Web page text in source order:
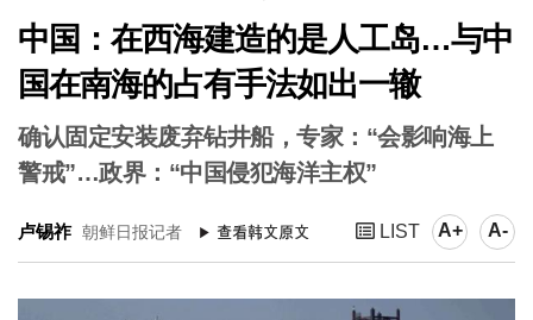
中国：在西海建造的是人工岛…与中
国在南海的占有手法如出一辙
确认固定安装废弃钻井船，专家：“会影响海上
警戒”…政界：“中国侵犯海洋主权”
卢锡祚 朝鲜日报记者 LIST A+ A-